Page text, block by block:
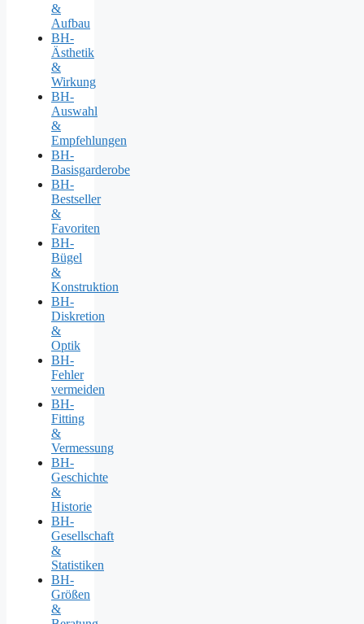
&
Aufbau
BH-
Ästhetik
&
Wirkung
BH-
Auswahl
&
Empfehlungen
BH-
Basisgarderobe
BH-
Bestseller
&
Favoriten
BH-
Bügel
&
Konstruktion
BH-
Diskretion
&
Optik
BH-
Fehler
vermeiden
BH-
Fitting
&
Vermessung
BH-
Geschichte
&
Historie
BH-
Gesellschaft
&
Statistiken
BH-
Größen
&